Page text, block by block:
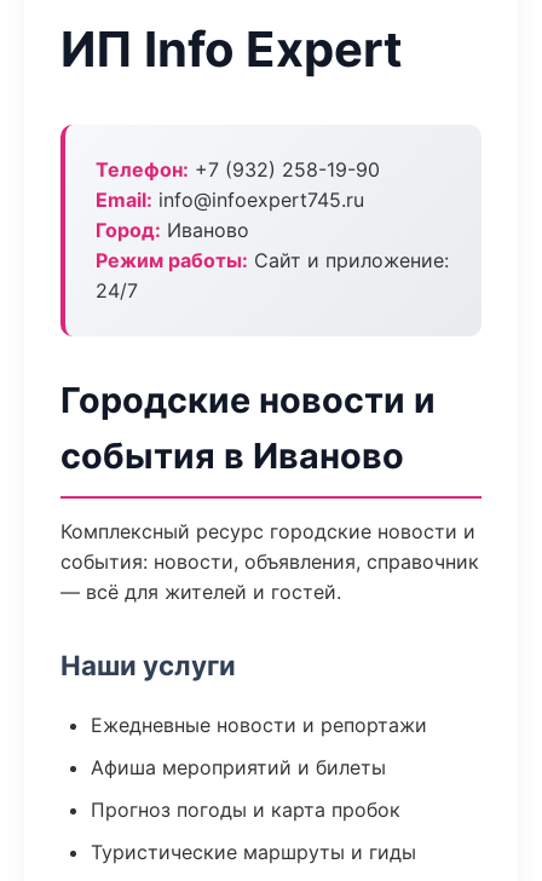
ИП Info Expert
Телефон: +7 (932) 258-19-90
Email: info@infoexpert745.ru
Город: Иваново
Режим работы: Сайт и приложение:
24/7
Городские новости и
события в Иваново
Комплексный ресурс городские новости и
события: новости, объявления, справочник
— всё для жителей и гостей.
Наши услуги
Ежедневные новости и репортажи
Афиша мероприятий и билеты
Прогноз погоды и карта пробок
Туристические маршруты и гиды